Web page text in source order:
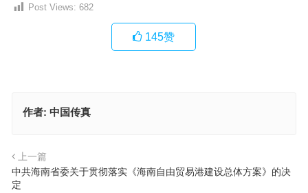
Post Views: 682
145赞
作者: 中国传真
上一篇
中共海南省委关于贯彻落实《海南自由贸易港建设总体方案》的决
定